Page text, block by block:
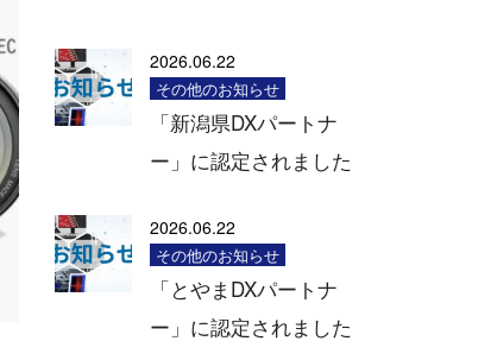
2026.06.22
その他のお知らせ
「新潟県DXパートナ
ー」に認定されました
2026.06.22
その他のお知らせ
「とやまDXパートナ
ー」に認定されました